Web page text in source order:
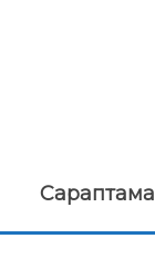
Сараптама